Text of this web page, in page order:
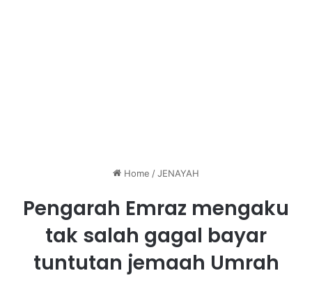
Home /JENAYAH
Pengarah Emraz mengaku
tak salah gagal bayar
tuntutan jemaah Umrah